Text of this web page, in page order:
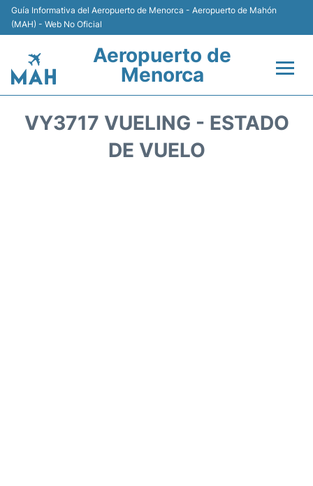
Guía Informativa del Aeropuerto de Menorca - Aeropuerto de Mahón
(MAH) - Web No Oficial
Aeropuerto de
Menorca
VY3717 VUELING - ESTADO
DE VUELO